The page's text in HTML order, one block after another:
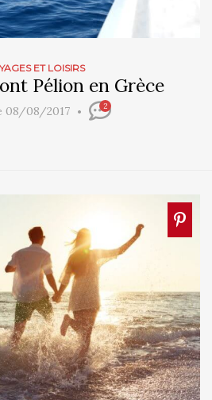
ET LOISIRS
Pélion en Grèce
08/08/2017 2